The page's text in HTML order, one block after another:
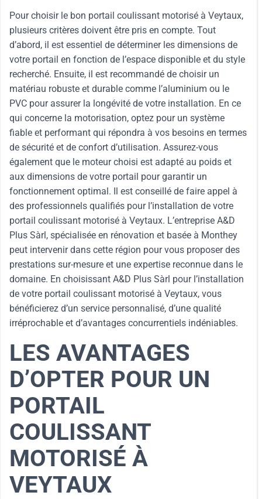
Pour choisir le bon portail coulissant motorisé à Veytaux,
plusieurs critères doivent être pris en compte. Tout
d’abord, il est essentiel de déterminer les dimensions de
votre portail en fonction de l’espace disponible et du style
recherché. Ensuite, il est recommandé de choisir un
matériau robuste et durable comme l’aluminium ou le
PVC pour assurer la longévité de votre installation. En ce
qui concerne la motorisation, optez pour un système
fiable et performant qui répondra à vos besoins en termes
de sécurité et de confort d’utilisation. Assurez-vous
également que le moteur choisi est adapté au poids et
aux dimensions de votre portail pour garantir un
fonctionnement optimal. Il est conseillé de faire appel à
des professionnels qualifiés pour l’installation de votre
portail coulissant motorisé à Veytaux. L’entreprise A&D
Plus Sàrl, spécialisée en rénovation et basée à Monthey
peut intervenir dans cette région pour vous proposer des
prestations sur-mesure et une expertise reconnue dans le
domaine. En choisissant A&D Plus Sàrl pour l’installation
de votre portail coulissant motorisé à Veytaux, vous
bénéficierez d’un service personnalisé, d’une qualité
irréprochable et d’avantages concurrentiels indéniables.
LES AVANTAGES
D’OPTER POUR UN
PORTAIL
COULISSANT
MOTORISÉ À
VEYTAUX